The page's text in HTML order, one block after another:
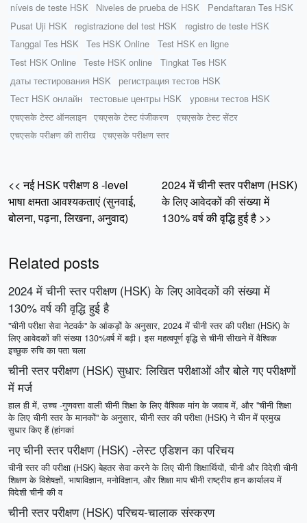
níveis de teste HSK
Niveles de prueba de HSK
Pendaftaran Tes HSK
Pusat Uji HSK
registrazione del test HSK
registro de teste HSK
Tanggal Tes HSK
Tes HSK Online
Test HSK en ligne
Test HSK Online
Teste HSK online
Tingkat Tes HSK
даты тестирования HSK
регистрация тестов HSK
Тест HSK онлайн
тестовые центры HSK
уровни тестов HSK
एचएसके टेस्ट ऑनलाइन
एचएसके टेस्ट पंजीकरण
एचएसके टेस्ट सेंटर
एचएसके परीक्षण की तारीख
एचएसके परीक्षण स्तर
<< नई HSK परीक्षण 8 -level
भाषा क्षमता आवश्यकताएं (सुनवाई,
बोलना, पढ़ना, लिखना, अनुवाद)
2024 में चीनी स्तर परीक्षण (HSK)
के लिए आवेदकों की संख्या में
130% वर्ष की वृद्धि हुई है >>
Related posts
2024 में चीनी स्तर परीक्षण (HSK) के लिए आवेदकों की संख्या में
130% वर्ष की वृद्धि हुई है
"चीनी परीक्षा सेवा नेटवर्क" के आंकड़ों के अनुसार, 2024 में चीनी स्तर की परीक्षा (HSK) के
लिए आवेदकों की संख्या 130%वर्ष में बढ़ी। इस महत्वपूर्ण वृद्धि से चीनी सीखने में वैश्विक
इच्छुक रुचि का पता चला
चीनी स्तर परीक्षण (HSK) सुधार: लिखित परीक्षाओं और बोले गए परीक्षणों
में मर्ज
हाल ही में, उच्च -गुणवत्ता वाली चीनी शिक्षा के लिए वैश्विक मांग के जवाब में, और "चीनी शिक्षा
के लिए चीनी स्तर के मानकों" के अनुसार, चीनी स्तर की परीक्षा (HSK) ने चीन में प्रमुख
सुधार किए हैं (हांगकां
नए चीनी स्तर परीक्षण (HSK) -लेस्ट एडिशन का परिचय
चीनी स्तर की परीक्षा (HSK) बेहतर सेवा करने के लिए चीनी शिक्षार्थियों, चीनी और विदेशी चीनी
शिक्षण के विशेषज्ञों, भाषाविज्ञान, मनोविज्ञान, और शिक्षा माप चीनी राष्ट्रीय हान कार्यालय में
विदेशी चीनी की व
चीनी स्तर परीक्षण (HSK) परिचय-चालाक संस्करण